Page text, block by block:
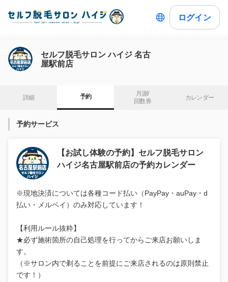
ログイン
セルフ脱毛サロン ハイジ 名古
屋駅前店
詳細 予約
月謝/
回数券
カレンダー
予約サービス
【お試し体験の予約】セルフ脱毛サロン
ハイジ名古屋駅前店の予約カレンダー
※現地決済については各種コード払い（PayPay・auPay・d
払い・メルペイ）のみ対応しています！
【利用ルール抜粋】
★必ず施術箇所の自己処理を行ってからご来店お願いしま
す。
（※サロン内で剃ることを前提にご来店されるのは原則禁止
です！）